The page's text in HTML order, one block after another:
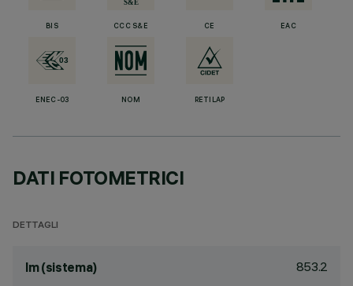
BIS CCC S&E CE EAC
ENEC-03 NOM RETILAP
DATI FOTOMETRICI
DETTAGLI
lm (sistema) 853.2